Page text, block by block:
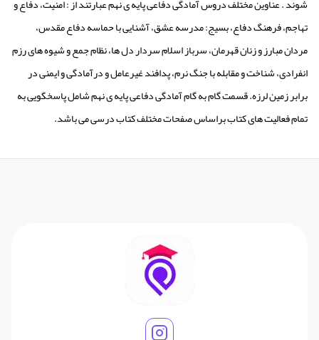
شوند . عناوین مختلف دروس آمادگی دفاعی پایه ی نهم عبارتند از : امنیت، دفاع و
تهاجم، فرهنگ دفاع، بسیج: مدرسه عشق، آشنایی با حماسه دفاع مقدس،
مردان مبارز و زنان قهرمان، سرباز اسلام سردار دل ها، نظام جمع و شیوه های رزم
انفرادی، شناخت و مقابله با جنگ نرم، پدافند غیرعامل و درآمادگی و ایمنی در
برابر زمین لرزه. قسمت گام به گام آمادگی دفاعی پایه ی نهم شامل پاسخگویی به
تمام فعالیت های کتاب براساس صفحات مختلف کتاب درسی می باشد.